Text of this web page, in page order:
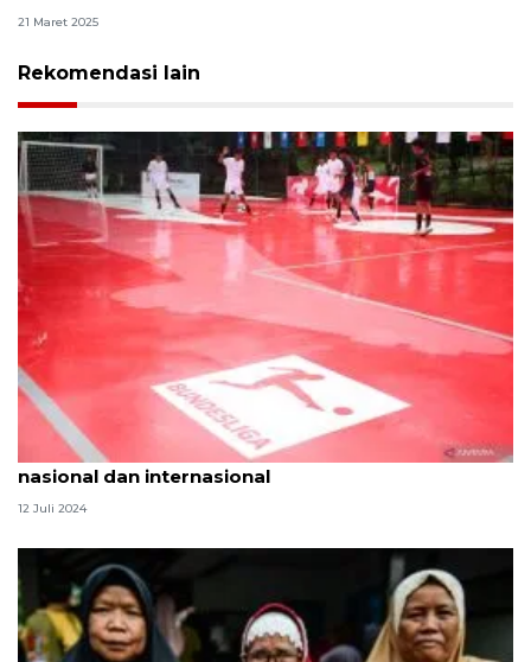
21 Maret 2025
Rekomendasi lain
Perbedaan ukuran lapangan futsal standar
nasional dan internasional
12 Juli 2024